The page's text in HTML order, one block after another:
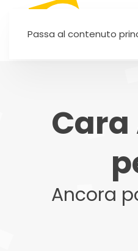
Passa al contenuto
Ancora